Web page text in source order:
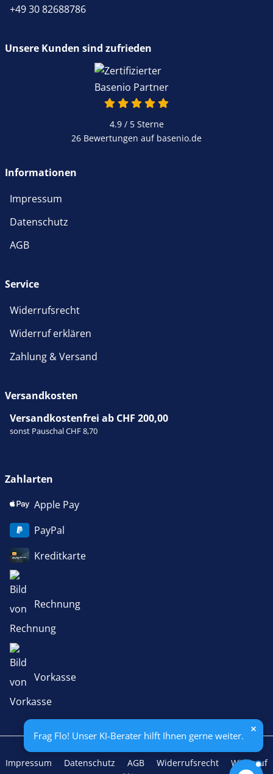
Frag Flo! Unser KI-Berater hilft Ihnen gerne weiter.
+49 30 82688786
Unsere Kunden sind zufrieden
4.9 / 5Sterne
26 Bewertungen auf basenio.de
Informationen
Impressum
Datenschutz
AGB
Service
Widerrufsrecht
Widerruf erklären
Zahlung & Versand
Versandkosten
Versandkostenfrei ab CHF 200,00
sonst Pauschal CHF 8,70
Zahlarten
Apple Pay
PayPal
Kreditkarte
Rechnung
Vorkasse
Impressum Datenschutz AGB Widerrufsrecht
Widerruf